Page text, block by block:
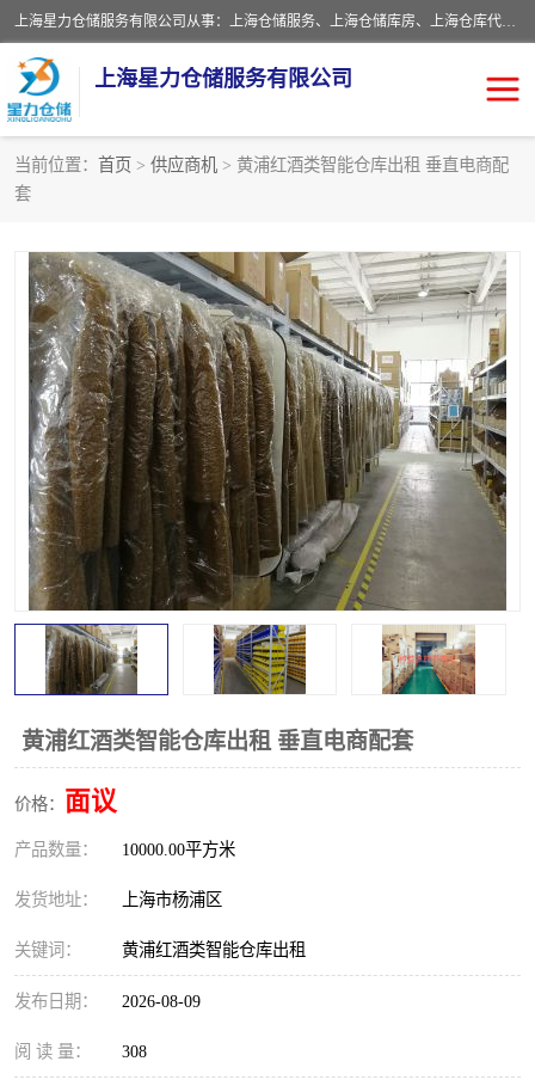
上海星力仓储服务有限公司从事：上海仓储服务、上海仓储库房、上海仓库代运营、上海仓库对外出租、上海仓库外包、上海三方仓储、上海电商仓储代发、上海电商代发货仓库、上海托管仓库、上海仓储配送。上海星力仓储服务有限公司现在拥有100个分仓、10万余平方的标准库房，精炼员工几百名，与几千家客户合作，公司已跻身上海仓储行业前列。欢迎来电咨询！
上海星力仓储服务有限公司
当前位置： 首页 > 供应商机 > 黄浦红酒类智能仓库出租 垂直电商配
套
黄浦红酒类智能仓库出租 垂直电商配套
价格： 面议
产品数量： 10000.00平方米
发货地址： 上海市杨浦区
关键词： 黄浦红酒类智能仓库出租
发布日期： 2026-08-09
阅 读 量： 308
上海仓储配送 上海仓库外包
上海仓库代运营 上海托管仓库
上海第三方仓储 上海仓储服务
仓储 上海电商代发货仓库
上海托管仓库